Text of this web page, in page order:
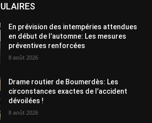
En prévision des intempéries attendues
en début de l’automne: Les mesures
préventives renforcées
8 août 2026
Drame routier de Boumerdès: Les
circonstances exactes de l’accident
dévoilées !
8 août 2026